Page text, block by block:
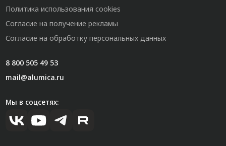
Политика использования cookies
Согласие на получение рекламы
Согласие на обработку персональных данных
8 800 505 49 53
mail@alumica.ru
Мы в соцсетях: